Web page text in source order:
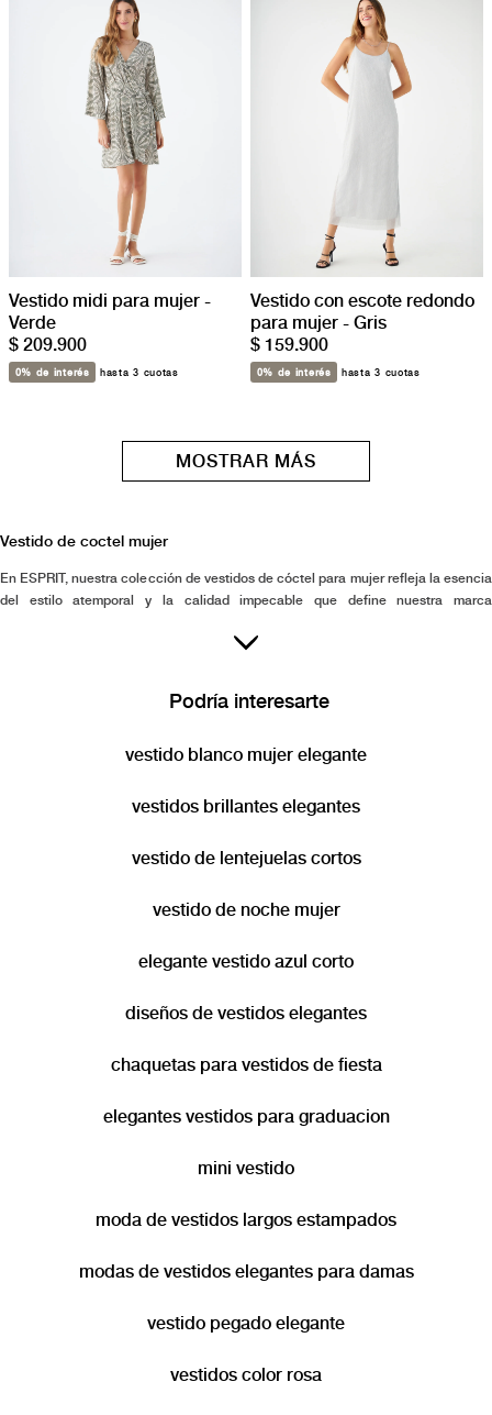
Vestido midi para mujer -
Verde
$ 209.900
0% de interés hasta 3 cuotas
Vestido con escote redondo
para mujer - Gris
$ 159.900
0% de interés hasta 3 cuotas
MOSTRAR MÁS
Vestido de coctel mujer
En ESPRIT, nuestra colección de vestidos de cóctel para mujer refleja la esencia
del estilo atemporal y la calidad impecable que define nuestra marca
prenda confiable para sentirse segura y auténtica en cualquier ocasión especial.
debe ser protagonista. Nuestra propuesta en vestidos de cóctel acompaña a
estilo y confianza en cada diseño. Descubre cómo un vestido puede potenciar la
Podría interesarte
vestido blanco mujer elegante
vestidos brillantes elegantes
vestido de lentejuelas cortos
vestido de noche mujer
elegante vestido azul corto
diseños de vestidos elegantes
chaquetas para vestidos de fiesta
elegantes vestidos para graduacion
mini vestido
moda de vestidos largos estampados
modas de vestidos elegantes para damas
vestido pegado elegante
vestidos color rosa